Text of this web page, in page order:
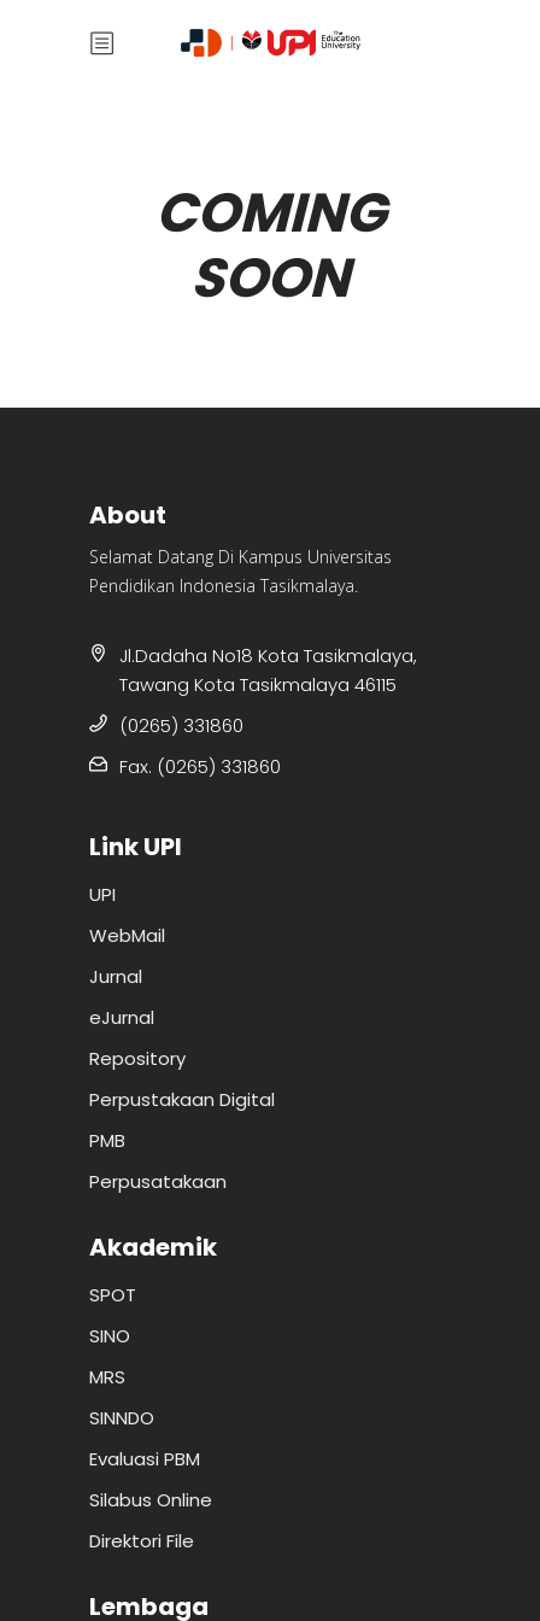
COMING
SOON
About
Selamat Datang Di Kampus Universitas
Pendidikan Indonesia Tasikmalaya.
Jl.Dadaha No18 Kota Tasikmalaya,
Tawang Kota Tasikmalaya 46115
(0265) 331860
Fax. (0265) 331860
Link UPI
UPI
WebMail
Jurnal
eJurnal
Repository
Perpustakaan Digital
PMB
Perpusatakaan
Akademik
SPOT
SINO
MRS
SINNDO
Evaluasi PBM
Silabus Online
Direktori File
Lembaga